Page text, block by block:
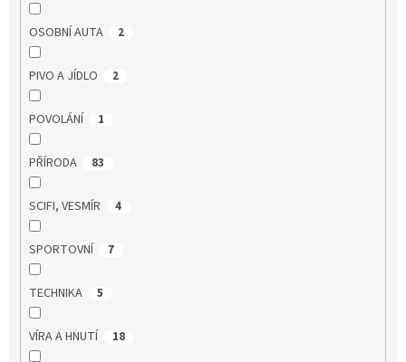
OSOBNÍ AUTA 2
PIVO A JÍDLO 2
POVOLÁNÍ 1
PŘÍRODA 83
SCIFI, VESMÍR 4
SPORTOVNÍ 7
TECHNIKA 5
VÍRA A HNUTÍ 18